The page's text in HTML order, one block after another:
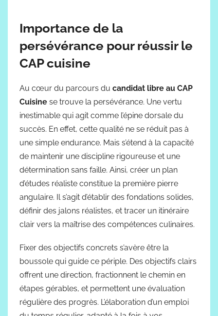
Importance de la
persévérance pour réussir le
CAP cuisine
Au cœur du parcours du candidat libre au CAP
Cuisine se trouve la persévérance. Une vertu
inestimable qui agit comme l’épine dorsale du
succès. En effet, cette qualité ne se réduit pas à
une simple endurance. Mais s’étend à la capacité
de maintenir une discipline rigoureuse et une
détermination sans faille. Ainsi, créer un plan
d’études réaliste constitue la première pierre
angulaire. Il s’agit d’établir des fondations solides,
définir des jalons réalistes, et tracer un itinéraire
clair vers la maîtrise des compétences culinaires.
Fixer des objectifs concrets s’avère être la
boussole qui guide ce périple. Des objectifs clairs
offrent une direction, fractionnent le chemin en
étapes gérables, et permettent une évaluation
régulière des progrès. L’élaboration d’un emploi